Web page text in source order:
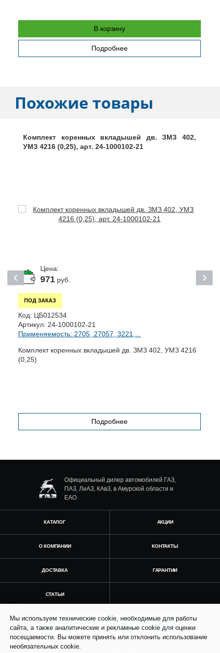
В корзину
Подробнее
Похожие товары
Комплект коренных вкладышей дв. ЗМЗ 402,
УМЗ 4216 (0,25), арт. 24-1000102-21
Цена:
971руб.
ПОД ЗАКАЗ
Код: ЦБ012534
Артикул: 24-1000102-21
Применяемость: 2705, 27057, 3221,...
Комплект коренных вкладышей дв. ЗМЗ 402, УМЗ 4216
(0,25)
Подробнее
Официальный дилер автомобилей ГАЗ,
ПАЗ, ЛиАЗ, КАвЗ, в Амурской области и
ЕАО
КАТАЛОГ АКЦИИ
О КОМПАНИИ КОНТАКТЫ
ДОСТАВКА ГАРАНТИИ
СТАТЬИ
Получить консультацию
Мы используем технические cookie, необходимые для работы
сайта, а также аналитические и рекламные cookie для оценки
посещаемости. Вы можете принять или отклонить использование
необязательных cookie.